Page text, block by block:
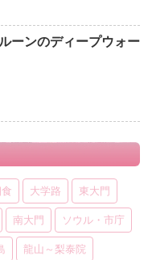
ーンのディープウォー
大学路 東大門
南大門 ソウル・市庁
龍山～梨泰院